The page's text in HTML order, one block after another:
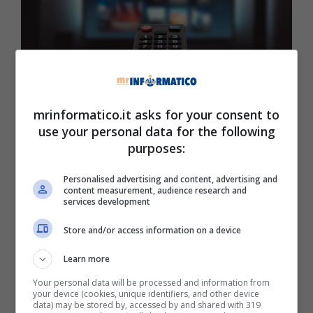
Manca sempre meno all’arrivo dellanuova
versione del digitale terrestre
potranno più essere utilizzati, il motivo è
semplice il nuovosegnale
captato
ripari perché è possibile mettere in pratica
qualche piccolo accorgimento che ci consentirà
di guardare la tv senza la presenza di
un’antenna.
mrinformatico.it asks for your consent to
use your personal data for the following
purposes:
Personalised advertising and content, advertising and
content measurement, audience research and
services development
Store and/or access information on a device
Learn more
Your personal data will be processed and information from
your device (cookies, unique identifiers, and other device
data) may be stored by, accessed by and shared with 319